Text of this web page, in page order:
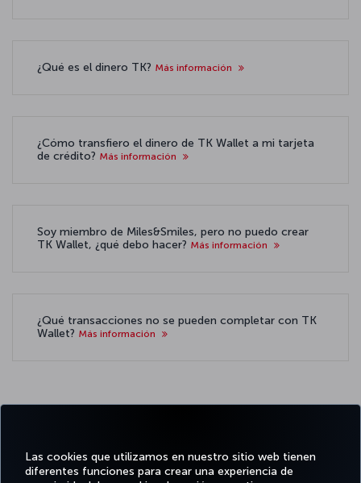
Las cookies que utilizamos en nuestro sitio web tienen
diferentes funciones para crear una experiencia de
¿Qué es el dinero TK? Más información
¿Cómo transfiero el dinero de TK Wallet a mi tarjeta
de crédito? Más información
Soy miembro de Miles&Smiles, pero no puedo crear
TK Wallet, ¿qué debo hacer? Más información
¿Qué transacciones no se pueden completar con TK
Wallet? Más información
condiciones de TK Walletpara
conocer los términos y